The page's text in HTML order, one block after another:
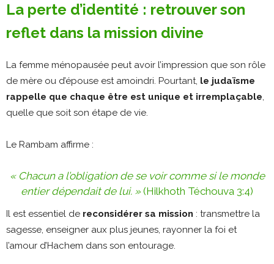
La perte d’identité : retrouver son
reflet dans la mission divine
La femme ménopausée peut avoir l’impression que son rôle
de mère ou d’épouse est amoindri. Pourtant, le judaïsme
rappelle que chaque être est unique et irremplaçable,
quelle que soit son étape de vie.
Le Rambam affirme :
« Chacun a l’obligation de se voir comme si le monde
entier dépendait de lui. »(Hilkhoth Téchouva 3:4)
Il est essentiel de reconsidérer sa mission : transmettre la
sagesse, enseigner aux plus jeunes, rayonner la foi et
l’amour d’Hachem dans son entourage.